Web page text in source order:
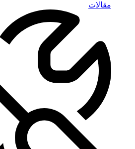
مقالات